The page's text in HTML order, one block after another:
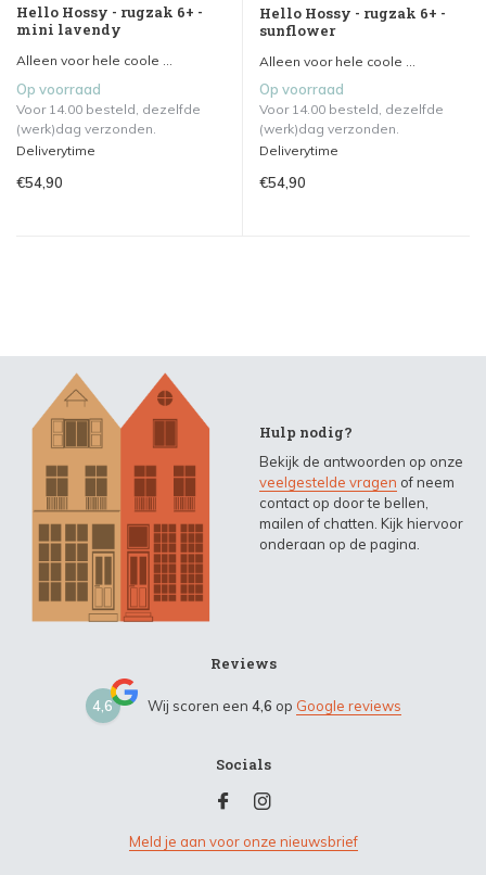
Hello Hossy - rugzak 6+ -
mini lavendy
Alleen voor hele coole ...
Op voorraad
Voor 14.00 besteld, dezelfde
(werk)dag verzonden.
Deliverytime
€54,90
Hello Hossy - rugzak 6+ -
sunflower
Alleen voor hele coole ...
Op voorraad
Voor 14.00 besteld, dezelfde
(werk)dag verzonden.
Deliverytime
€54,90
Hulp nodig?
Bekijk de antwoorden op onze
veelgestelde vragen of neem
contact op door te bellen,
mailen of chatten. Kijk hiervoor
onderaan op de pagina.
Reviews
4,6 Wij scoren een 4,6 op Google reviews
Socials
Meld je aan voor onze nieuwsbrief